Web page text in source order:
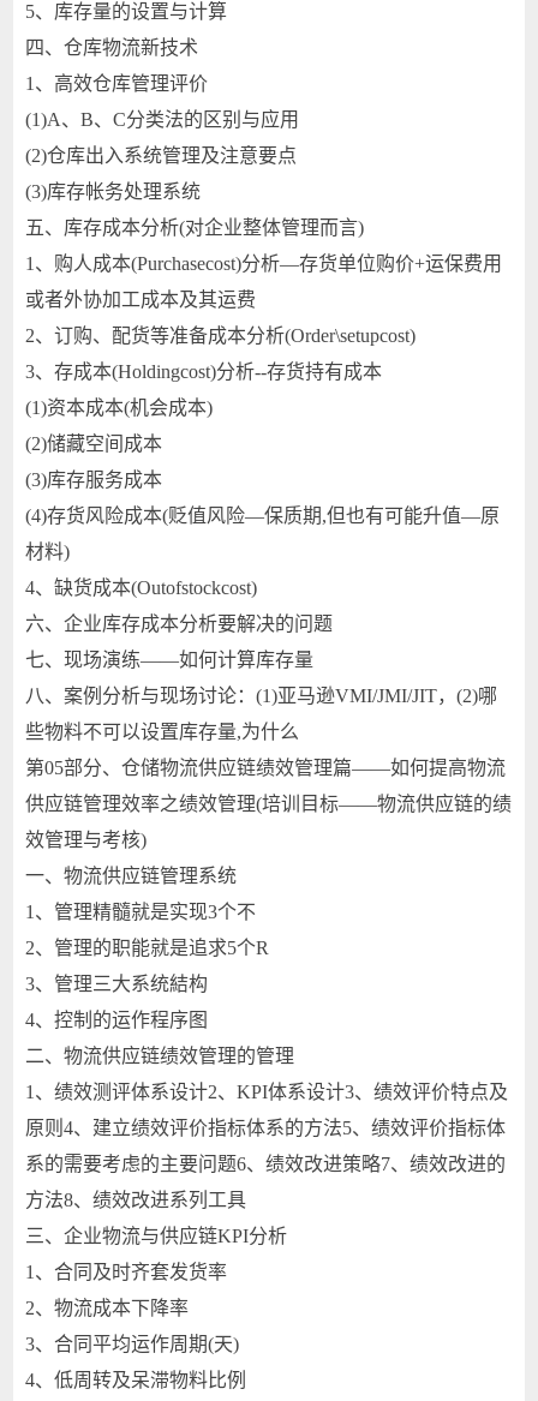
5、库存量的设置与计算
四、仓库物流新技术
1、高效仓库管理评价
(1)A、B、C分类法的区别与应用
(2)仓库出入系统管理及注意要点
(3)库存帐务处理系统
五、库存成本分析(对企业整体管理而言)
1、购人成本(Purchasecost)分析—存货单位购价+运保费用
或者外协加工成本及其运费
2、订购、配货等准备成本分析(Order\setupcost)
3、存成本(Holdingcost)分析--存货持有成本
(1)资本成本(机会成本)
(2)储藏空间成本
(3)库存服务成本
(4)存货风险成本(贬值风险—保质期,但也有可能升值—原
材料)
4、缺货成本(Outofstockcost)
六、企业库存成本分析要解决的问题
七、现场演练——如何计算库存量
八、案例分析与现场讨论：(1)亚马逊VMI/JMI/JIT，(2)哪
些物料不可以设置库存量,为什么
第05部分、仓储物流供应链绩效管理篇——如何提高物流
供应链管理效率之绩效管理(培训目标——物流供应链的绩
效管理与考核)
一、物流供应链管理系统
1、管理精髓就是实现3个不
2、管理的职能就是追求5个R
3、管理三大系统結构
4、控制的运作程序图
二、物流供应链绩效管理的管理
1、绩效测评体系设计2、KPI体系设计3、绩效评价特点及
原则4、建立绩效评价指标体系的方法5、绩效评价指标体
系的需要考虑的主要问题6、绩效改进策略7、绩效改进的
方法8、绩效改进系列工具
三、企业物流与供应链KPI分析
1、合同及时齐套发货率
2、物流成本下降率
3、合同平均运作周期(天)
4、低周转及呆滞物料比例